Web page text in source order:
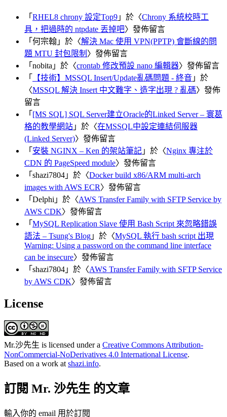
「 RHEL8 chrony 設定Top9 」於〈Chrony 系統校時工
具，把過時的 ntpdate 丟掉吧〉發佈留言
「 何宗翰 」於〈解決 Mac 使用 VPN(PPTP) 會斷線的問
題 MTU 封包限制 〉發佈留言
「 nobita 」於〈crontab 修改預設 nano 編輯器〉發佈留言
「
【技術】MSSQL Insert/Update亂碼問題 - 終音 」於
〈MSSQL 解決 Insert 中文難字、造字出現 ? 亂碼〉發佈
留言
「 [MS SQL] SQL Server建立Oracle的Linked Server – 寰葛
格的教學網站 」於〈在MSSQL中設定連結伺服器
(Linked Server)〉發佈留言
「 安裝 NGINX – Ken 的架站筆記 」於〈Nginx 專注於
CDN 的 PageSpeed module〉發佈留言
「 shazi7804 」於〈Docker build x86/ARM multi-arch
images with AWS ECR〉發佈留言
「 Delphi 」於〈AWS Transfer Family with SFTP Service by
AWS CDK〉發佈留言
「 MySQL Replication Slave 使用 Bash Script 來忽略錯誤
語法 – Tsung's Blog 」於〈MySQL 執行 bash script 出現
Warning: Using a password on the command line interface
can be insecure〉發佈留言
「 shazi7804 」於〈AWS Transfer Family with SFTP Service
by AWS CDK〉發佈留言
License
Mr.沙先生 is licensed under a Creative Commons Attribution-
NonCommercial-NoDerivatives 4.0 International License.
Based on a work atshazi.info.
訂閱 Mr. 沙先生 的文章
輸入你的 email 用於訂閱